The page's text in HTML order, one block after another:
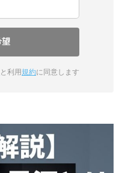
と利用規約に同意します